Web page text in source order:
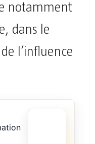
notamment
dans le
l’influence